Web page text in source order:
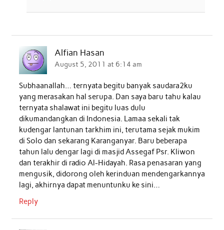
Alfian Hasan
August 5, 2011 at 6:14 am
Subhaanallah… ternyata begitu banyak saudara2ku
yang merasakan hal serupa. Dan saya baru tahu kalau
ternyata shalawat ini begitu luas dulu
dikumandangkan di Indonesia. Lamaa sekali tak
kudengar lantunan tarkhim ini, terutama sejak mukim
di Solo dan sekarang Karanganyar. Baru beberapa
tahun lalu dengar lagi di masjid Assegaf Psr. Kliwon
dan terakhir di radio Al-Hidayah. Rasa penasaran yang
mengusik, didorong oleh kerinduan mendengarkannya
lagi, akhirnya dapat menuntunku ke sini…
Reply